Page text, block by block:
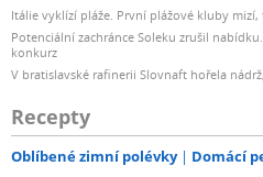
Itálie vyklízí pláže. První plážové kluby
Potenciální zachránce Soleku zrušil
konkurz
V bratislavské rafinerii Slovnaft hořela
Recepty
Oblíbené zimní polévky Domácí